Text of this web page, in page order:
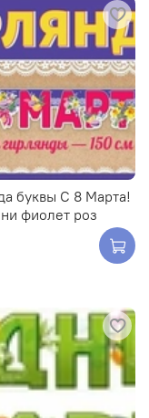
буквы С 8 Марта!
фиолет роз